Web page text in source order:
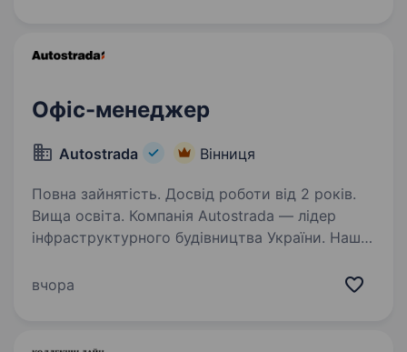
Офіс-менеджер
Autostrada Вінниця
Повна зайнятість. Досвід роботи від 2 років.
Вища освіта. Компанія Autostrada — лідер
інфраструктурного будівництва України. Наші
обладнанні світових виробників, офіційно
вчора